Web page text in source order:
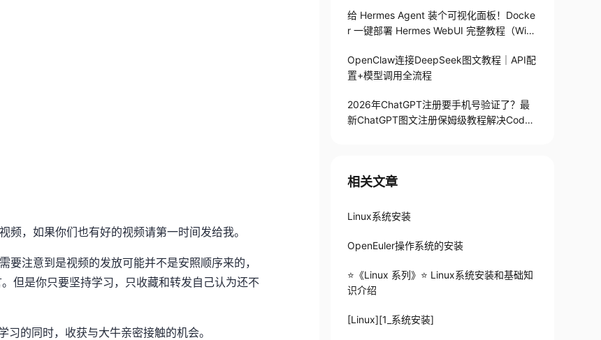
，如果你们也有好的视频请第一时间发给我。
注意到是视频的发放可能并不是安照顺序来的，
但是你只要坚持学习，只收藏和转发自己认为还不
的同时，收获与大牛亲密接触的机会。
给 Hermes Agent 装个可视化面板！Docke
r 一键部署 Hermes WebUI 完整教程（Win
OpenClaw连接DeepSeek图文教程｜API配
置+模型调用全流程
2026年ChatGPT注册要手机号验证了？最
新ChatGPT图文注册保姆级教程解决Codex
相关文章
Linux系统安装
OpenEuler操作系统的安装
⭐️《Linux 系列》⭐️ Linux系统安装和基础知
识介绍
[Linux][1_系统安装]